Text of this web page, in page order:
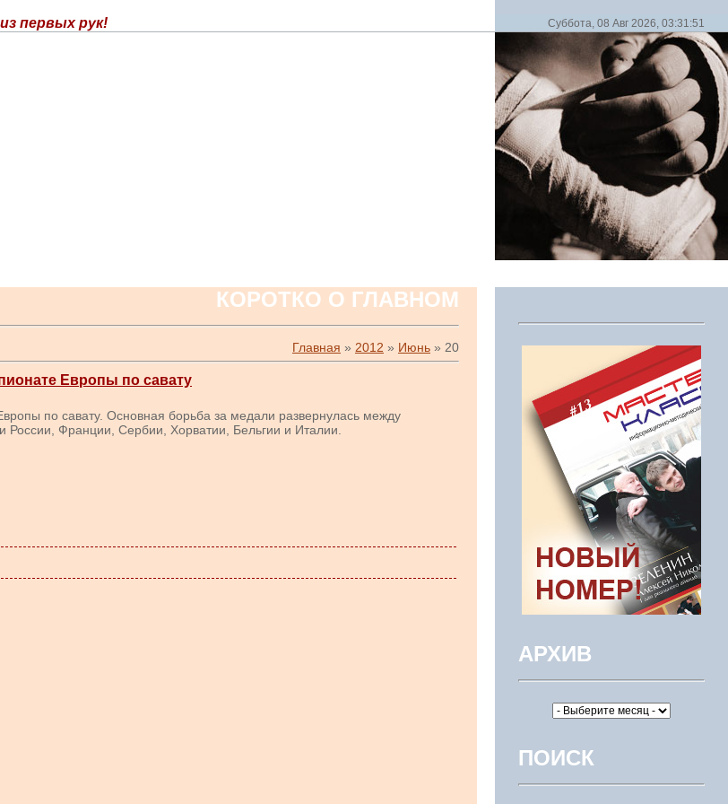
первых рук! Суббота, 08 Авг 2026, 03:31:51
КОРОТКО О ГЛАВНОМ
Главная » 2012 » Июнь » 20
Европы по савату
по савату. Основная борьба за медали развернулась между
Франции, Сербии, Хорватии, Бельгии и Италии.
АРХИВ
ПОИСК